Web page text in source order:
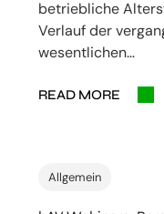
betriebliche
Verlauf der
wesentlichen…
READ MORE
Allgemein